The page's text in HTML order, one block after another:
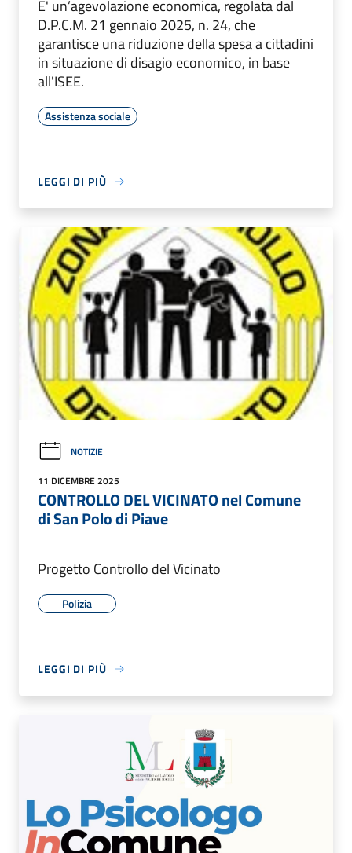
E' un’agevolazione economica, regolata dal
D.P.C.M. 21 gennaio 2025, n. 24, che
garantisce una riduzione della spesa a cittadini
in situazione di disagio economico, in base
all'ISEE.
Assistenza sociale
LEGGI DI PIÙ
NOTIZIE
11 DICEMBRE 2025
CONTROLLO DEL VICINATO nel Comune
di San Polo di Piave
Progetto Controllo del Vicinato
Polizia
LEGGI DI PIÙ